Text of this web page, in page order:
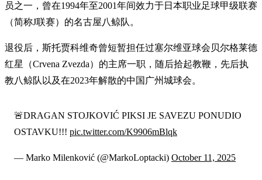
员之一，曾在1994年至2001年间效力于日本职业足球甲级联赛
（简称J联赛）的名古屋八鲸队。
退役后，斯托贾科维奇曾短暂担任过塞尔维亚球会贝尔格莱德
红星（Crvena Zvezda）的主席一职，随后拾起教鞭，先后执
教八鲸队以及在2023年解散的中国广州城球会。
🚨DRAGAN STOJKOVIĆ PIKSI JE SAVEZU PONUDIO
OSTAVKU!!! pic.twitter.com/K9906mBlqk
— Marko Milenković (@MarkoLoptacki) October 11, 2025